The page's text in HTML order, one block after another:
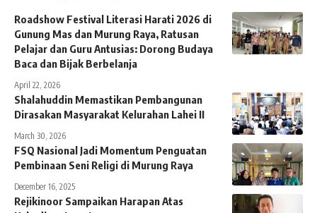
Roadshow Festival Literasi Harati 2026 di
Gunung Mas dan Murung Raya, Ratusan
Pelajar dan Guru Antusias: Dorong Budaya
Baca dan Bijak Berbelanja
April 22, 2026
Shalahuddin Memastikan Pembangunan
Dirasakan Masyarakat Kelurahan Lahei II
March 30, 2026
FSQ Nasional Jadi Momentum Penguatan
Pembinaan Seni Religi di Murung Raya
December 16, 2025
Rejikinoor Sampaikan Harapan Atas